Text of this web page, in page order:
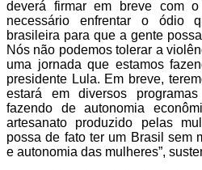
deverá firmar em breve com
necessário enfrentar o ódio
brasileira para que a gente
Nós não podemos tolerar a
uma jornada que estamos
presidente Lula. Em breve,
estará em diversos
fazendo de autonomia
artesanato produzido pelas
possa de fato ter um Brasil sem
e autonomia das mulheres”,